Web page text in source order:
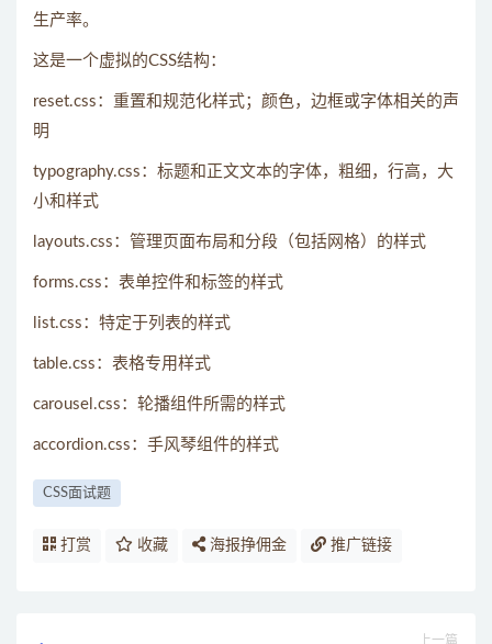
生产率。
这是一个虚拟的CSS结构：
reset.css：重置和规范化样式；颜色，边框或字体相关的声
明
typography.css：标题和正文文本的字体，粗细，行高，大
小和样式
layouts.css：管理页面布局和分段（包括网格）的样式
forms.css：表单控件和标签的样式
list.css：特定于列表的样式
table.css：表格专用样式
carousel.css：轮播组件所需的样式
accordion.css：手风琴组件的样式
CSS面试题
打赏 收藏 海报挣佣金 推广链接
上一篇